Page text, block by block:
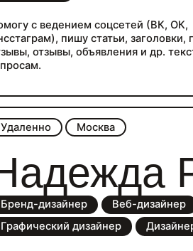
с ведением соцсетей (ВК, ОК,
пишу статьи, заголовки,
отзывы, объявления и др.
Удаленно Москва
Бренд-дизайнер
Веб-дизайнер
Графический дизайнер